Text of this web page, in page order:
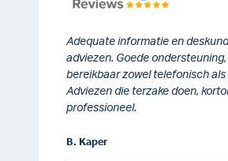
Adequate informatie en
adviezen. Goede
bereikbaar zowel telefonisch als
Adviezen die terzake doen,
professioneel.
B. Kaper